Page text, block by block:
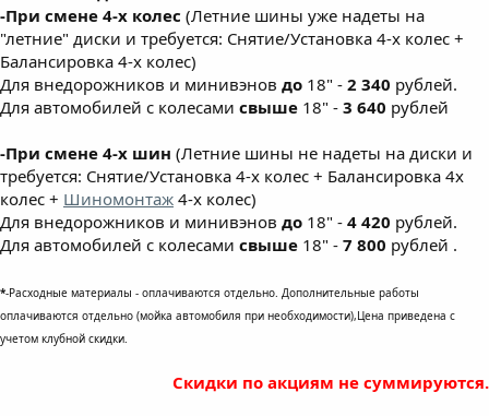
-При смене 4-х колес (Летние шины уже надеты на
"летние" диски и требуется: Снятие/Установка 4-х колес +
Балансировка 4-х колес)
Для внедорожников и минивэнов до 18" - 2 340 рублей.
Для автомобилей с колесами свыше 18" - 3 640 рублей
-При смене 4-х шин (Летние шины не надеты на диски и
требуется: Снятие/Установка 4-х колес + Балансировка 4х
колес + Шиномонтаж 4-х колес)
Для внедорожников и минивэнов до 18" - 4 420 рублей.
Для автомобилей с колесами свыше 18" - 7 800 рублей .
*-Расходные материалы - оплачиваются отдельно. Дополнительные работы
оплачиваются отдельно (мойка автомобиля при необходимости),Цена приведена с
учетом клубной скидки.
Скидки по акциям не суммируются.